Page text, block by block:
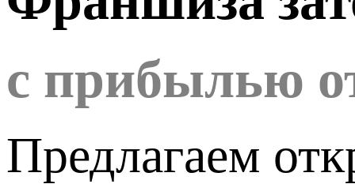
с прибылью
Предлагаем